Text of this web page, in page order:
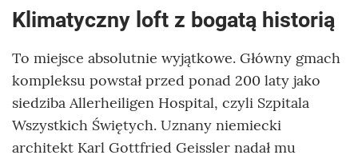
Klimatyczny loft z bogatą historią
To miejsce absolutnie wyjątkowe. Główny gmach
kompleksu powstał przed ponad 200 laty jako
siedziba Allerheiligen Hospital, czyli Szpitala
Wszystkich Świętych. Uznany niemiecki
architekt Karl Gottfried Geissler nadał mu